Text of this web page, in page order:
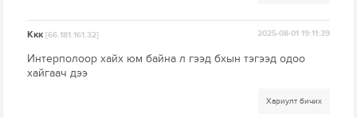
Ккк[66.181.161.32] 2025-08-01 19:11:39
Интерполоор хайх юм байна л гээд бхын тэгээд одоо
хайгаач дээ
Хариулт бичих